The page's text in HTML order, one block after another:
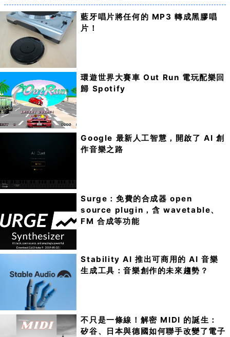
藍牙唱片將任何的 MP3 轉成黑膠唱
片！
環遊世界大賽車 Out Run 電玩配樂回
歸 Spotify
Google 最新人工智慧，開啟了 AI 創
作音樂之路
Surge：免費的合成器 open
source plugin，含 wavetable、
FM 合成等功能
Stability AI 推出可商用的 AI 音樂
生成工具：音樂創作的未來趨勢？
不只是一條線！解密 MIDI 的誕生：
矽谷、日本與德國如何聯手改變了電子